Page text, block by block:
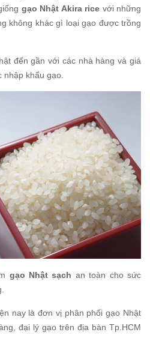
gạo Nhật Akira rice với những
không khác gì loại gạo được trồng
đến gần với các nhà hàng và giá
nhập khẩu gạo.
gạo Nhật sạch an toàn cho sức
nay là đơn vị phân phối gạo Nhật
đại lý gạo trên địa bàn Tp.HCM